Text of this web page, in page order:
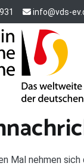
info@vds-
Sprache
Mal nehmen